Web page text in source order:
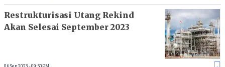
Restrukturisasi Utang Rekind
Akan Selesai September 2023